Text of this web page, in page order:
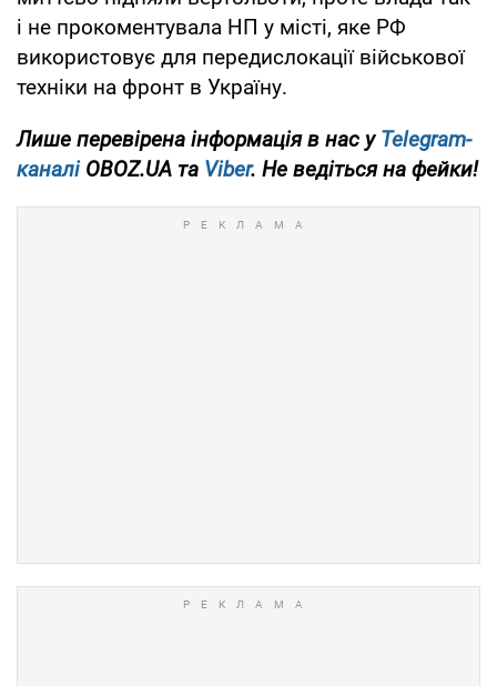
і не прокоментувала НП у місті, яке РФ
використовує для передислокації військової
техніки на фронт в Україну.
Лише перевірена інформація в нас уTelegram-
каналіOBOZ.UA та Viber. Не ведіться на фейки!